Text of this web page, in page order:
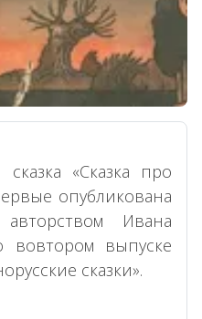
«Сказка про
опубликована
Ивана
вовтором выпуске
сказки».